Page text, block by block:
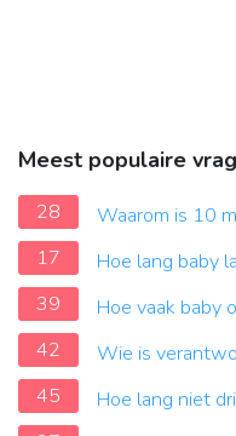
Meest populaire
28
Waarom is 10
17
Hoe lang baby
39
Hoe vaak baby
42
Wie is
45
Hoe lang niet